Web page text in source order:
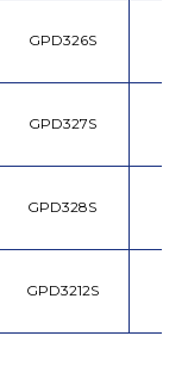
GPD326S
GPD327S
GPD328S
GPD3212S